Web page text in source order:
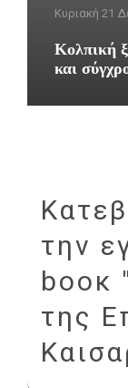
Κυριακή 21
Κολπική
και
την
bοοκ
της